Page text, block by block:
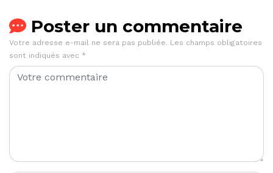
Poster un commentaire
Votre adresse e-mail ne sera pas publiée. Les champs obligatoires
sont indiqués avec *